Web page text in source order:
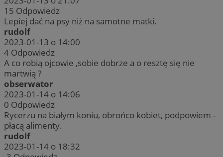
15 Odpowiedz
Lepiej dać na psy niż na samotne matki.
rudolf
2023-01-13 o 14:00
4 Odpowiedz
A co robią ojcowie ,sobie dobrze a o resztę się nie
martwią ?
obserwator
2023-01-14 o 14:06
0 Odpowiedz
Rycerzu na białym koniu, obrońco kobiet, podpowiem -
płacą alimenty.
rudolf
2023-01-14 o 18:32